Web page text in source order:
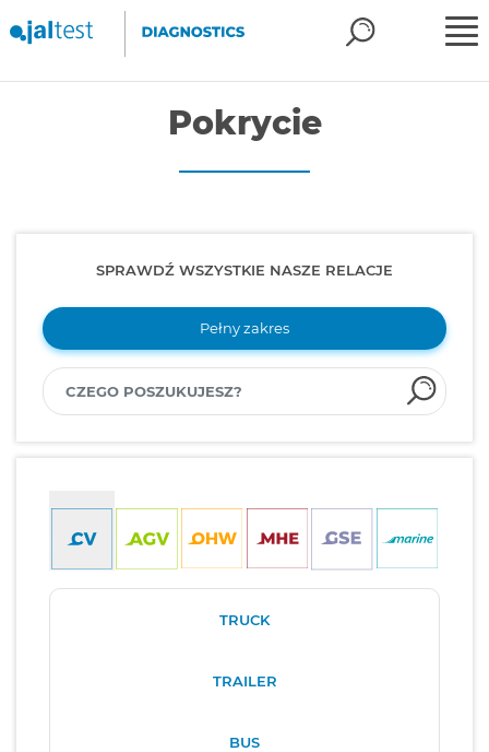
Pokrycie
SPRAWDŹ WSZYSTKIE NASZE RELACJE
Pełny zakres
TRUCK
TRAILER
BUS